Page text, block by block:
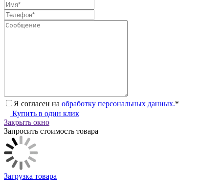
Я согласен на обработку персональных данных.*
Купить в один клик
Закрыть окно
Запросить стоимость товара
Загрузка товара